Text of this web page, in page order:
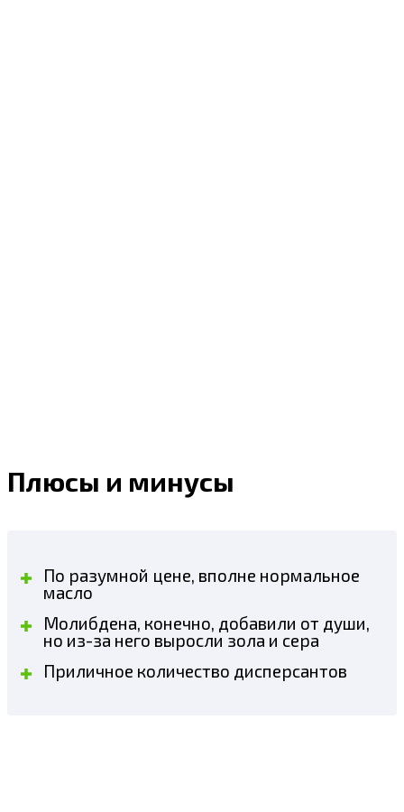
Плюсы и минусы
По разумной цене, вполне нормальное
масло
Молибдена, конечно, добавили от души,
но из-за него выросли зола и сера
Приличное количество дисперсантов